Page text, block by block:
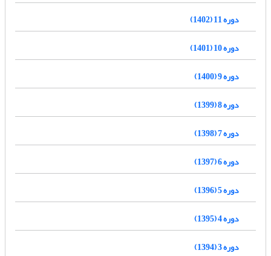
دوره 11 (1402)
دوره 10 (1401)
دوره 9 (1400)
دوره 8 (1399)
دوره 7 (1398)
دوره 6 (1397)
دوره 5 (1396)
دوره 4 (1395)
دوره 3 (1394)